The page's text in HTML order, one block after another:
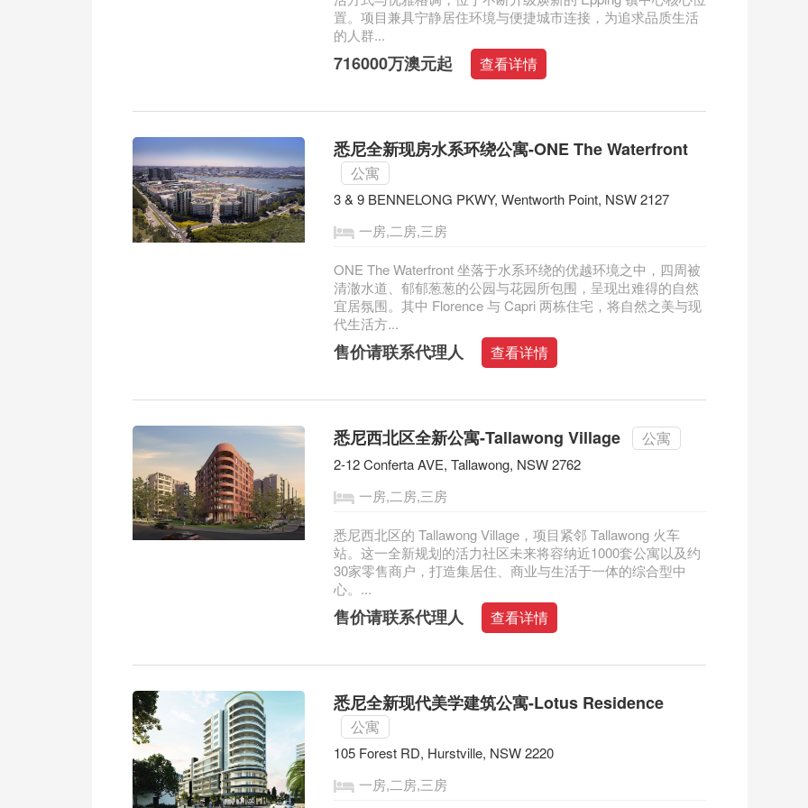
置。项目兼具宁静居住环境与便捷城市连接，为追求品质生活
的人群...
716000万澳元起 查看详情
悉尼全新现房水系环绕公寓-ONE The Waterfront
公寓
3 & 9 BENNELONG PKWY, Wentworth Point, NSW 2127
一房,二房,三房
ONE The Waterfront 坐落于水系环绕的优越环境之中，四周被
清澈水道、郁郁葱葱的公园与花园所包围，呈现出难得的自然
宜居氛围。其中 Florence 与 Capri 两栋住宅，将自然之美与现
代生活方...
售价请联系代理人 查看详情
悉尼西北区全新公寓-Tallawong Village 公寓
2-12 Conferta AVE, Tallawong, NSW 2762
一房,二房,三房
悉尼西北区的 Tallawong Village，项目紧邻 Tallawong 火车
站。这一全新规划的活力社区未来将容纳近1000套公寓以及约
30家零售商户，打造集居住、商业与生活于一体的综合型中
心。...
售价请联系代理人 查看详情
悉尼全新现代美学建筑公寓-Lotus Residence
公寓
105 Forest RD, Hurstville, NSW 2220
一房,二房,三房